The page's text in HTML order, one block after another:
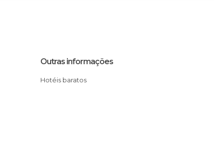
Outras informações
Hotéis baratos